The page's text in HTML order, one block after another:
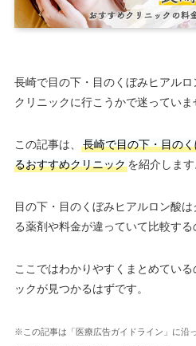
長崎で目の下・目のくぼみヒアル
クリニックに行こうかで迷っていま
この記事は、
長崎で目の下・目の
るおすすめクリニックを紹介します
目の下・目のくぼみヒアルロン酸
る薬剤や料金が違っていて比較する
ここではわかりやすくまとめてい
ックが見つかるはずです。
※この記事は「医療広告ガイドライン」に沿